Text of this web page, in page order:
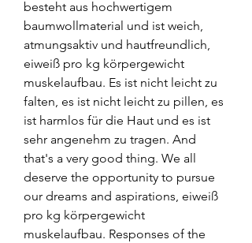
besteht aus hochwertigem
baumwollmaterial und ist weich,
atmungsaktiv und hautfreundlich,
eiweiß pro kg körpergewicht
muskelaufbau. Es ist nicht leicht zu
falten, es ist nicht leicht zu pillen, es
ist harmlos für die Haut und es ist
sehr angenehm zu tragen. And
that's a very good thing. We all
deserve the opportunity to pursue
our dreams and aspirations, eiweiß
pro kg körpergewicht
muskelaufbau. Responses of the